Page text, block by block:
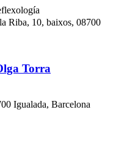
Riba, 10, baixos, 08700
Torra
Igualada, Barcelona